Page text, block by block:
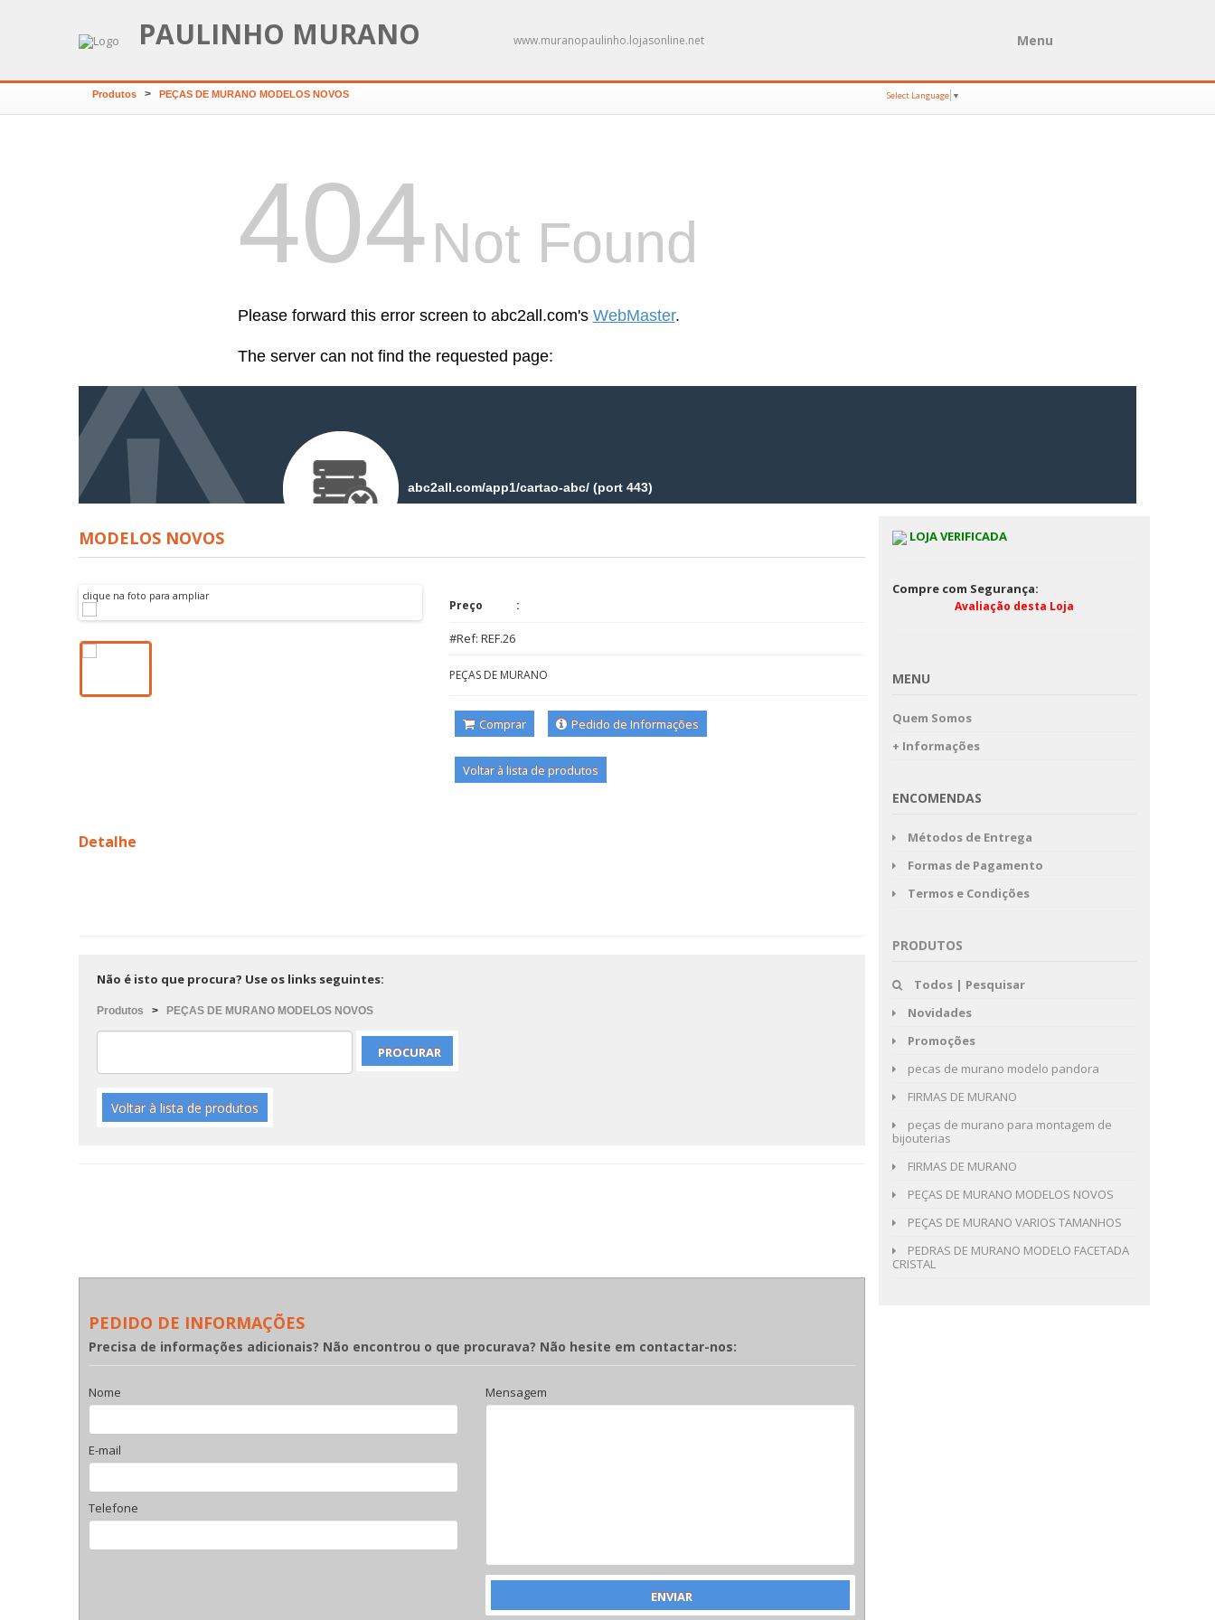
PAULINHO MURANO www.muranopaulinho.lojasonline.net Menu
Produtos > PEÇAS DE MURANO MODELOS NOVOS Select Language ▼
MODELOS NOVOS
clique na foto para ampliar
Preço
#Ref: REF.26
PEÇAS DE MURANO
Comprar Pedido de Informações
Voltar à lista de produtos
Detalhe
Não é isto que procura? Use os links seguintes:
Produtos > PEÇAS DE MURANO MODELOS NOVOS
Voltar à lista de produtos
PEDIDO DE INFORMAÇÕES
Precisa de informações adicionais? Não encontrou o que procurava? Não hesite em contactar-nos:
Nome
E-mail
Telefone
Mensagem
LOJA VERIFICADA
Compre com Segurança:
Avaliação desta Loja
MENU
Quem Somos
+ Informações
ENCOMENDAS
Métodos de Entrega
Formas de Pagamento
Termos e Condições
PRODUTOS
Todos | Pesquisar
Novidades
Promoções
pecas de murano modelo pandora
FIRMAS DE MURANO
peças de murano para montagem de
bijouterias
FIRMAS DE MURANO
PEÇAS DE MURANO MODELOS NOVOS
PEÇAS DE MURANO VARIOS TAMANHOS
PEDRAS DE MURANO MODELO FACETADA
CRISTAL